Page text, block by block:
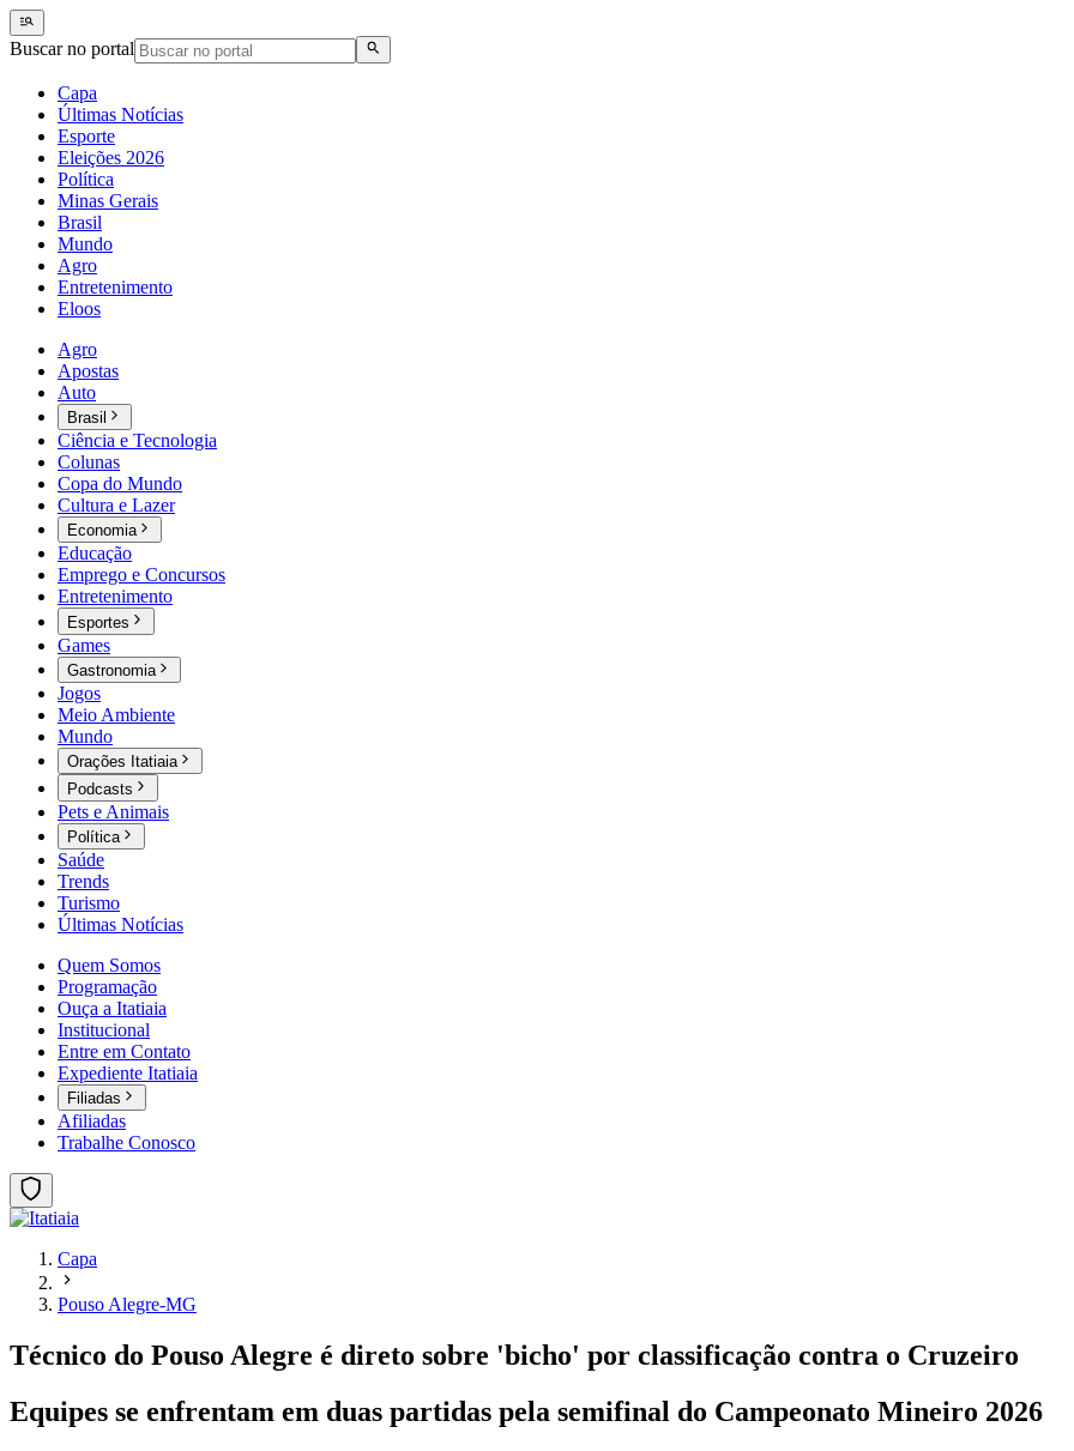
Buscar no portal
Capa
Últimas Notícias
Esporte
Eleições 2026
Política
Minas Gerais
Brasil
Mundo
Agro
Entretenimento
Eloos
Agro
Apostas
Auto
Brasil
Ciência e Tecnologia
Colunas
Copa do Mundo
Cultura e Lazer
Economia
Educação
Emprego e Concursos
Entretenimento
Esportes
Games
Gastronomia
Jogos
Meio Ambiente
Mundo
Orações Itatiaia
Podcasts
Pets e Animais
Política
Saúde
Trends
Turismo
Últimas Notícias
Quem Somos
Programação
Ouça a Itatiaia
Institucional
Entre em Contato
Expediente Itatiaia
Filiadas
Afiliadas
Trabalhe Conosco
Capa
Pouso Alegre-MG
Técnico do Pouso Alegre é direto sobre 'bicho' por classificação contra o Cruzeiro
Equipes se enfrentam em duas partidas pela semifinal do Campeonato Mineiro 2026